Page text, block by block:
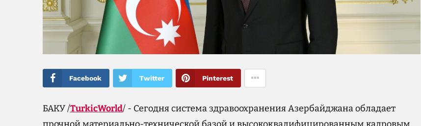
Facebook Twitter Pinterest
БАКУ /TurkicWorld/ - Сегодня система здравоохранения Азербайджана обладает